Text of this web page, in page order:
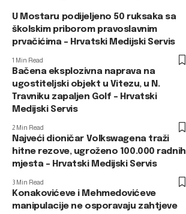
U Mostaru podijeljeno 50 ruksaka sa
školskim priborom pravoslavnim
prvačićima – Hrvatski Medijski Servis
1 Min Read
Bačena eksplozivna naprava na
ugostiteljski objekt u Vitezu, u N.
Travniku zapaljen Golf – Hrvatski
Medijski Servis
2 Min Read
Najveći dioničar Volkswagena traži
hitne rezove, ugroženo 100.000 radnih
mjesta – Hrvatski Medijski Servis
3 Min Read
Konakovićeve i Mehmedovićeve
manipulacije ne osporavaju zahtjeve